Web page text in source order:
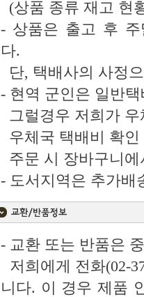
(상품 종류 재고 현
- 상품은 출고 후 주
다.
단, 택배사의 사정
- 현역 군인은 일반
그럴경우 저희가
우체국 택배비 확
주문 시 장바구니
- 도서지역은 추가배
- 교환 또는 반품은
저희에게 전화(02-
니다. 이 경우 제품